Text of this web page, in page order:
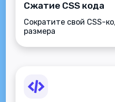
Сжатие CSS кода
Сократите свой CSS-
размера